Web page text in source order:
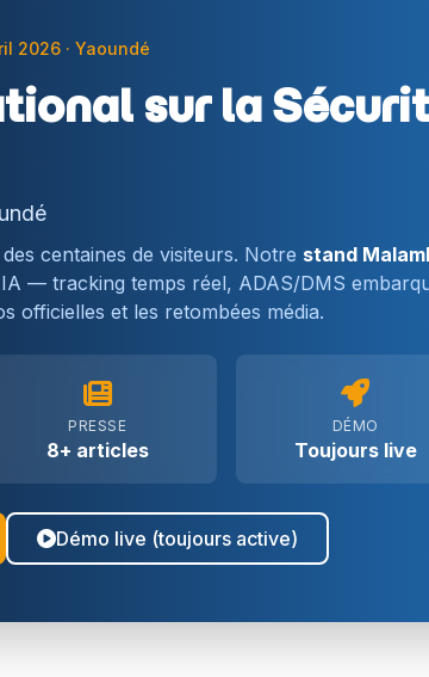
2026 · Yaoundé
sur la
centaines de visiteurs. Notre stand
— tracking temps réel, ADAS/DMS
officielles et les retombées média.
PRESSE
8+ articles
DÉMO
Toujours live
Démo live (toujours active)